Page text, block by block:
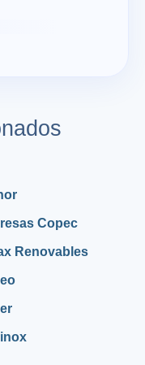
Copec
Renovables